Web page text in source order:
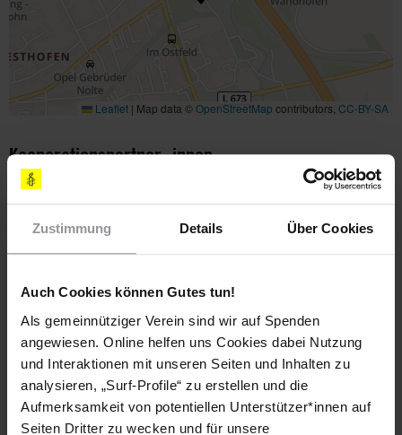
Zustimmung Details Über Cookies
Auch Cookies können Gutes tun!
Als gemeinnütziger Verein sind wir auf Spenden
angewiesen. Online helfen uns Cookies dabei Nutzung
und Interaktionen mit unseren Seiten und Inhalten zu
analysieren, „Surf-Profile“ zu erstellen und die
Aufmerksamkeit von potentiellen Unterstützer*innen auf
Seiten Dritter zu wecken und für unsere
Leaflet | Map data ©OpenStreetMap contributors, CC-BY-SA
Kooperationspartner_innen
Das Team der Stadtbücherei
Teile diesen Beitrag
Aktuelle Aktionen Alle anzeigen
SUDAN: FORDERE EINE
SCHUTZTRUPPE FÜR DIE